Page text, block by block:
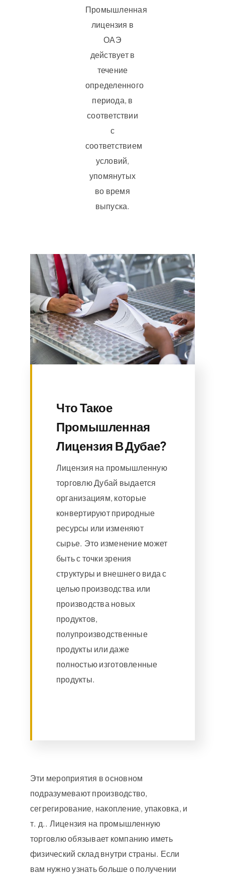
Промышленная
лицензия в
ОАЭ
действует в
течение
определенного
периода, в
соответствии
с
соответствием
условий,
упомянутых
во время
выпуска.
Что Такое
Промышленная
Лицензия В Дубае?
Лицензия на промышленную
торговлю Дубай выдается
организациям, которые
конвертируют природные
ресурсы или изменяют
сырье. Это изменение может
быть с точки зрения
структуры и внешнего вида с
целью производства или
производства новых
продуктов,
полупроизводственные
продукты или даже
полностью изготовленные
продукты.
Эти мероприятия в основном
подразумевают производство,
сегрегирование, накопление, упаковка, и
т. д.. Лицензия на промышленную
торговлю обязывает компанию иметь
физический склад внутри страны. Если
вам нужно узнать больше о получении